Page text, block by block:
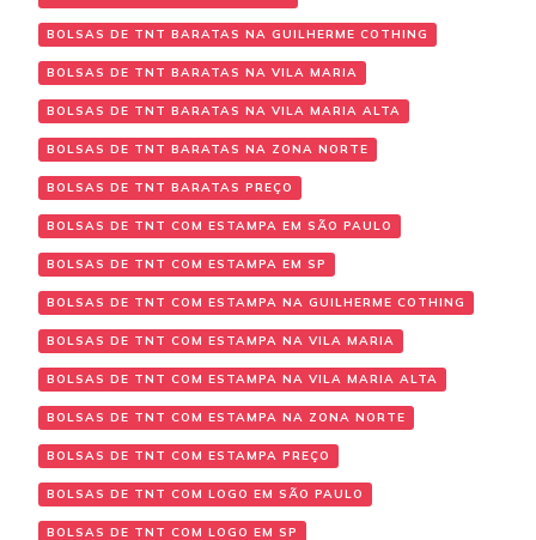
BOLSAS DE TNT BARATAS NA GUILHERME COTHING
BOLSAS DE TNT BARATAS NA VILA MARIA
BOLSAS DE TNT BARATAS NA VILA MARIA ALTA
BOLSAS DE TNT BARATAS NA ZONA NORTE
BOLSAS DE TNT BARATAS PREÇO
BOLSAS DE TNT COM ESTAMPA EM SÃO PAULO
BOLSAS DE TNT COM ESTAMPA EM SP
BOLSAS DE TNT COM ESTAMPA NA GUILHERME COTHING
BOLSAS DE TNT COM ESTAMPA NA VILA MARIA
BOLSAS DE TNT COM ESTAMPA NA VILA MARIA ALTA
BOLSAS DE TNT COM ESTAMPA NA ZONA NORTE
BOLSAS DE TNT COM ESTAMPA PREÇO
BOLSAS DE TNT COM LOGO EM SÃO PAULO
BOLSAS DE TNT COM LOGO EM SP